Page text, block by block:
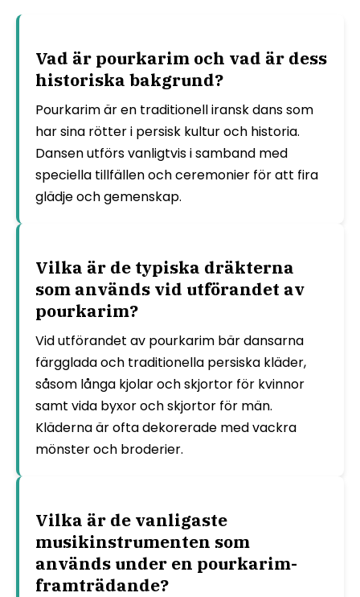
Vad är pourkarim och vad är dess
historiska bakgrund?
Pourkarim är en traditionell iransk dans som
har sina rötter i persisk kultur och historia.
Dansen utförs vanligtvis i samband med
speciella tillfällen och ceremonier för att fira
glädje och gemenskap.
Vilka är de typiska dräkterna
som används vid utförandet av
pourkarim?
Vid utförandet av pourkarim bär dansarna
färgglada och traditionella persiska kläder,
såsom långa kjolar och skjortor för kvinnor
samt vida byxor och skjortor för män.
Kläderna är ofta dekorerade med vackra
mönster och broderier.
Vilka är de vanligaste
musikinstrumenten som
används under en pourkarim-
framträdande?